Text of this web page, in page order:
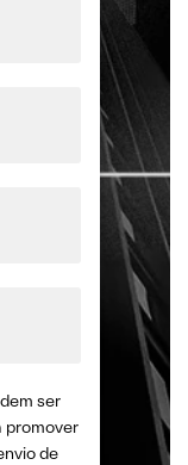
ser
promover
de